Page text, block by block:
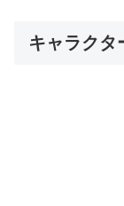
キャラクタ